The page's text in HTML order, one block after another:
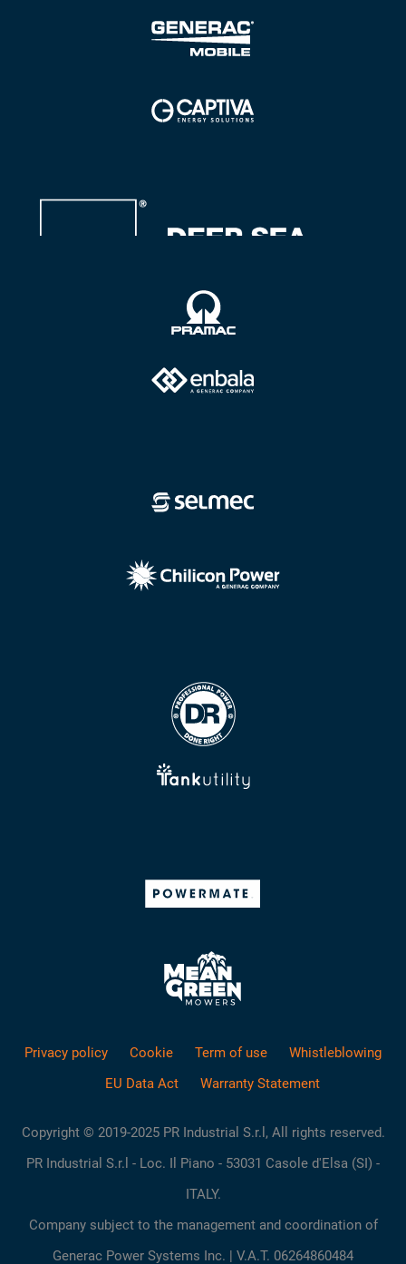
Privacy policy Cookie Term of use
Whistleblowing
EU Data Act
Warranty Statement
Copyright © 2019-2025 PR Industrial S.r.l, All rights reserved.
PR Industrial S.r.l - Loc. Il Piano - 53031 Casole d'Elsa (SI) -
ITALY.
Company subject to the management and coordination of
Generac Power Systems Inc. | V.A.T. 06264860484